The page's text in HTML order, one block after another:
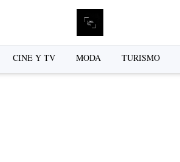
CINE Y TV MODA TURISMO